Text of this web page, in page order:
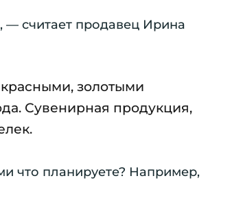
— считает продавец Ирина
золотыми
Сувенирная продукция,
что планируете? Например,